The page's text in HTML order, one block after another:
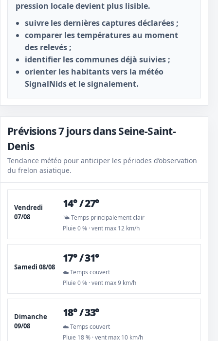
pression locale devient plus lisible.
suivre les dernières captures déclarées ;
comparer les températures au moment
des relevés ;
identifier les communes déjà suivies ;
orienter les habitants vers la météo
SignalNids et le signalement.
Prévisions 7 jours dans Seine-Saint-
Denis
Tendance météo pour anticiper les périodes d’observation
du frelon asiatique.
Vendredi
07/08
14° / 27°
🌤️ Temps principalement clair
Pluie 0 % · vent max 12 km/h
Samedi 08/08
17° / 31°
☁️ Temps couvert
Pluie 0 % · vent max 9 km/h
Dimanche
09/08
18° / 33°
☁️ Temps couvert
Pluie 18 % · vent max 10 km/h